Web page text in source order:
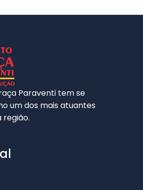
Paraventi tem se
um dos mais atuantes
região.